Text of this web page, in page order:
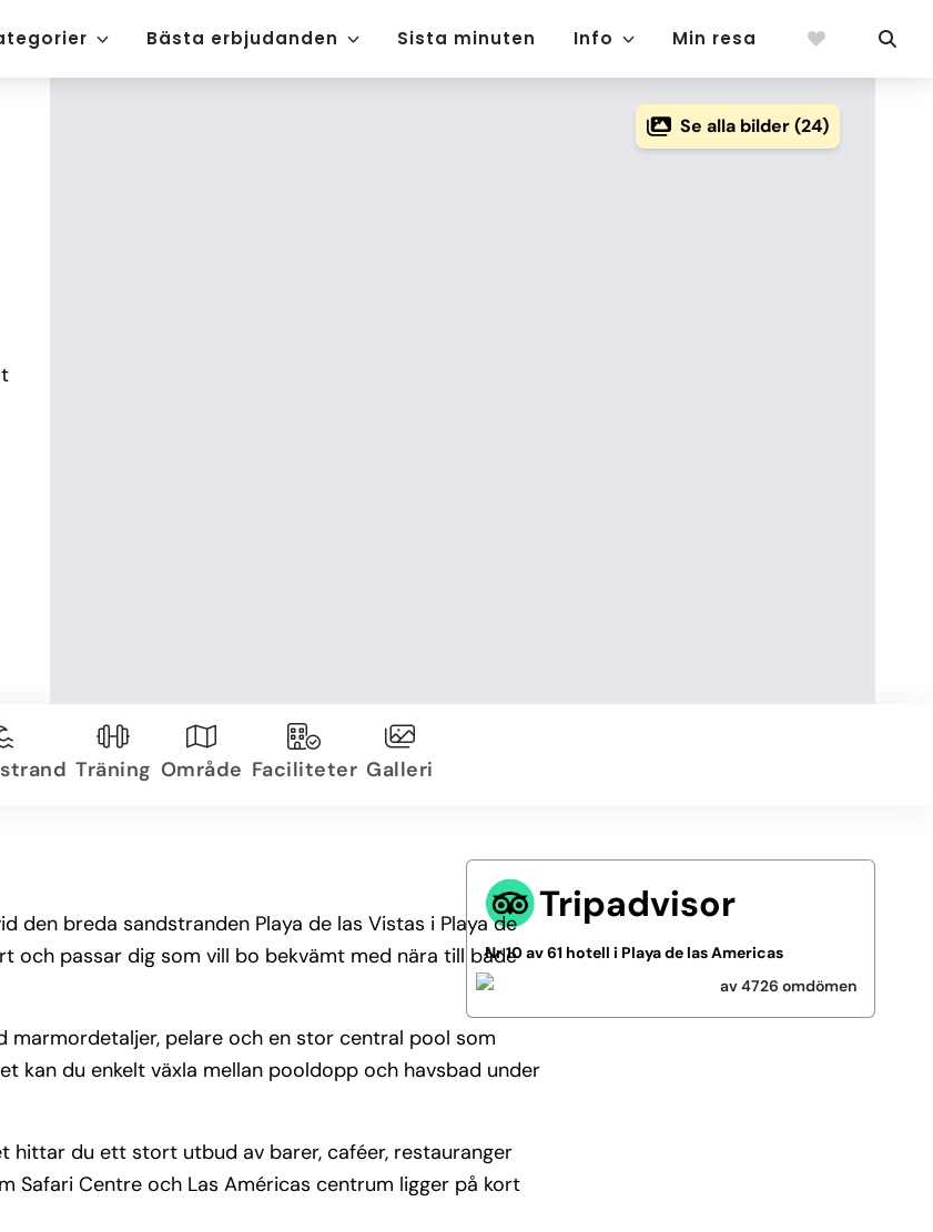
Bästa erbjudanden Sista minuten Info Min resa
Se alla bilder (24)
Träning Område Faciliteter Galleri
den breda sandstranden Playa de las Vistas i Playa de
och passar dig som vill bo bekvämt med nära till både
pelare och en stor central pool som
kan du enkelt växla mellan pooldopp och havsbad under
hittar du ett stort utbud av barer, caféer, restauranger
Safari Centre och Las Américas centrum ligger på kort
Tripadvisor
Nr 10 av 61 hotell i Playa de las Americas
av 4726 omdömen